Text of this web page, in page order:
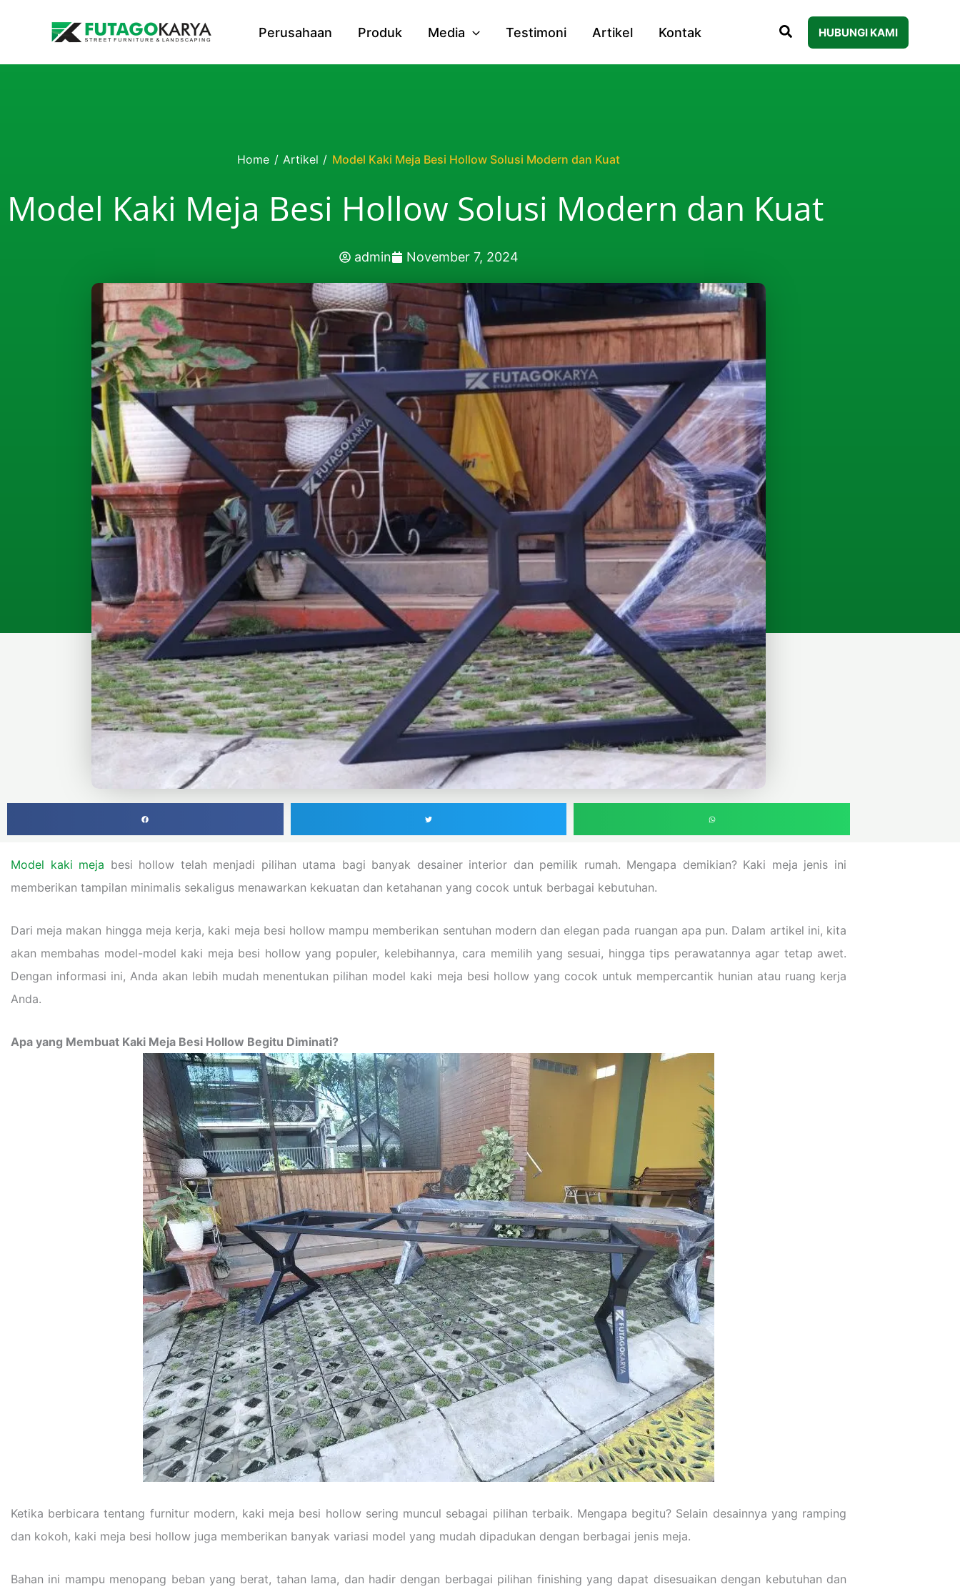
Perusahaan Produk Media Testimoni Artikel Kontak HUBUNGI KAMI
Home / Artikel / Model Kaki Meja Besi Hollow Solusi Modern dan Kuat
Model Kaki Meja Besi Hollow Solusi Modern dan Kuat
admin November 7, 2024
Model kaki meja besi hollow telah menjadi pilihan utama bagi banyak desainer interior dan pemilik rumah. Mengapa demikian? Kaki meja jenis ini
memberikan tampilan minimalis sekaligus menawarkan kekuatan dan ketahanan yang cocok untuk berbagai kebutuhan.
Dari meja makan hingga meja kerja, kaki meja besi hollow mampu memberikan sentuhan modern dan elegan pada ruangan apa pun. Dalam artikel ini, kita
akan membahas model-model kaki meja besi hollow yang populer, kelebihannya, cara memilih yang sesuai, hingga tips perawatannya agar tetap awet.
Dengan informasi ini, Anda akan lebih mudah menentukan pilihan model kaki meja besi hollow yang cocok untuk mempercantik hunian atau ruang kerja
Anda.
Apa yang Membuat Kaki Meja Besi Hollow Begitu Diminati?
Ketika berbicara tentang furnitur modern, kaki meja besi hollow sering muncul sebagai pilihan terbaik. Mengapa begitu? Selain desainnya yang ramping
dan kokoh, kaki meja besi hollow juga memberikan banyak variasi model yang mudah dipadukan dengan berbagai jenis meja.
Bahan ini mampu menopang beban yang berat, tahan lama, dan hadir dengan berbagai pilihan finishing yang dapat disesuaikan dengan kebutuhan dan